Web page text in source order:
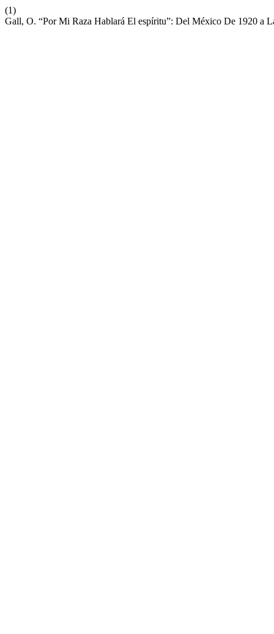
(1)
Gall, O. “Por Mi Raza Hablará El espíritu”: Del México De 1920 a